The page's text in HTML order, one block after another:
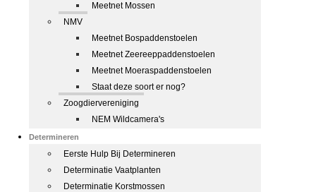
Meetnet Mossen
NMV
Meetnet Bospaddenstoelen
Meetnet Zeereeppaddenstoelen
Meetnet Moeraspaddenstoelen
Staat deze soort er nog?
Zoogdiervereniging
NEM Wildcamera's
Determineren
Eerste Hulp Bij Determineren
Determinatie Vaatplanten
Determinatie Korstmossen